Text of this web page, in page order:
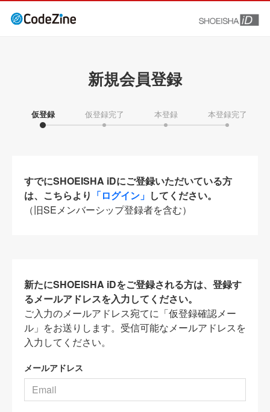
新規会員登録
仮登録 仮登録完了 本登録 本登録完了
すでにSHOEISHA iDにご登録いただいている方
は、こちらより 「ログイン」 してください。
（旧SEメンバーシップ登録者を含む）
新たにSHOEISHA iDをご登録される方は、登録す
るメールアドレスを入力してください。
ご入力のメールアドレス宛てに「仮登録確認メー
ル」をお送りします。受信可能なメールアドレスを
入力してください。
メールアドレス